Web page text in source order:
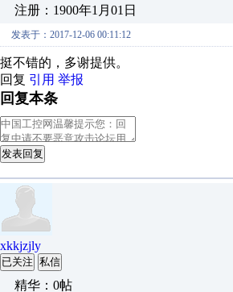
注册：1900年1月01日
发表于：2017-12-06 00:11:12
挺不错的，多谢提供。
回复 引用 举报
回复本条
发表回复
xkkjzjly
已关注 私信
精华：0帖